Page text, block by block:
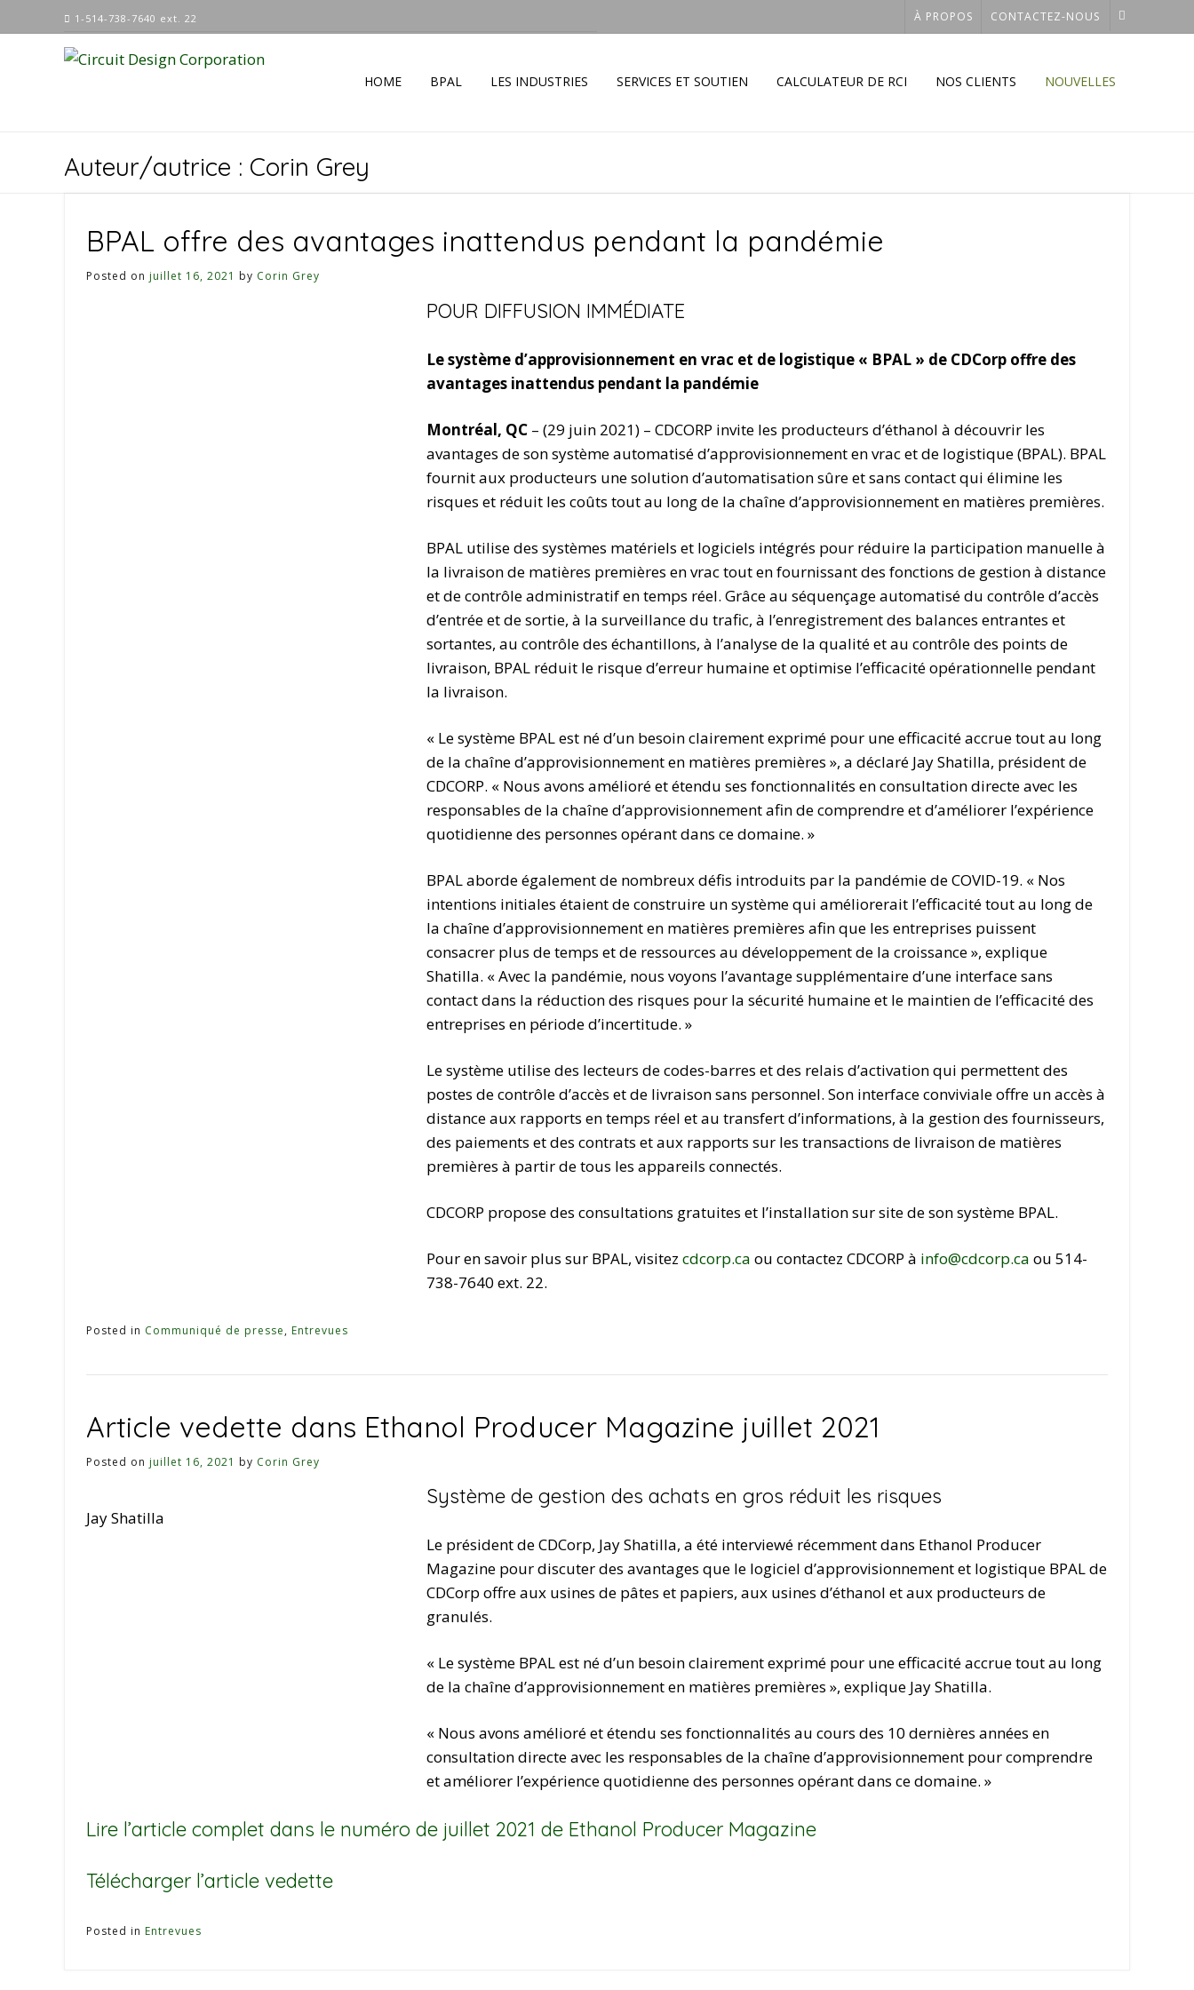
to
1-514-738-7640 ext. 22 À PROPOS CONTACTEZ-NOUS
HOME BPAL LES INDUSTRIES SERVICES ET SOUTIEN CALCULATEUR DE RCI NOS CLIENTS NOUVELLES
Auteur/autrice : Corin Grey
BPAL offre des avantages inattendus pendant la pandémie
Posted on juillet 16, 2021 by Corin Grey
POUR DIFFUSION IMMÉDIATE
Le système d’approvisionnement en vrac et de logistique « BPAL » de CDCorp offre des
avantages inattendus pendant la pandémie
Montréal, QC – (29 juin 2021) – CDCORP invite les producteurs d’éthanol à découvrir les
avantages de son système automatisé d’approvisionnement en vrac et de logistique (BPAL). BPAL
fournit aux producteurs une solution d’automatisation sûre et sans contact qui élimine les
risques et réduit les coûts tout au long de la chaîne d’approvisionnement en matières premières.
BPAL utilise des systèmes matériels et logiciels intégrés pour réduire la participation manuelle à
la livraison de matières premières en vrac tout en fournissant des fonctions de gestion à distance
et de contrôle administratif en temps réel. Grâce au séquençage automatisé du contrôle d’accès
d’entrée et de sortie, à la surveillance du trafic, à l’enregistrement des balances entrantes et
sortantes, au contrôle des échantillons, à l’analyse de la qualité et au contrôle des points de
livraison, BPAL réduit le risque d’erreur humaine et optimise l’efficacité opérationnelle pendant
la livraison.
« Le système BPAL est né d’un besoin clairement exprimé pour une efficacité accrue tout au long
de la chaîne d’approvisionnement en matières premières », a déclaré Jay Shatilla, président de
CDCORP. « Nous avons amélioré et étendu ses fonctionnalités en consultation directe avec les
responsables de la chaîne d’approvisionnement afin de comprendre et d’améliorer l’expérience
quotidienne des personnes opérant dans ce domaine. »
BPAL aborde également de nombreux défis introduits par la pandémie de COVID-19. « Nos
intentions initiales étaient de construire un système qui améliorerait l’efficacité tout au long de
la chaîne d’approvisionnement en matières premières afin que les entreprises puissent
consacrer plus de temps et de ressources au développement de la croissance », explique
Shatilla. « Avec la pandémie, nous voyons l’avantage supplémentaire d’une interface sans
contact dans la réduction des risques pour la sécurité humaine et le maintien de l’efficacité des
entreprises en période d’incertitude. »
Le système utilise des lecteurs de codes-barres et des relais d’activation qui permettent des
postes de contrôle d’accès et de livraison sans personnel. Son interface conviviale offre un accès à
distance aux rapports en temps réel et au transfert d’informations, à la gestion des fournisseurs,
des paiements et des contrats et aux rapports sur les transactions de livraison de matières
premières à partir de tous les appareils connectés.
CDCORP propose des consultations gratuites et l’installation sur site de son système BPAL.
Pour en savoir plus sur BPAL, visitezcdcorp.ca ou contactez CDCORP à info@cdcorp.ca ou 514-
738-7640 ext. 22.
Posted in Communiqué de presse, Entrevues
Article vedette dans Ethanol Producer Magazine juillet 2021
Posted on juillet 16, 2021 by Corin Grey
Jay Shatilla
Système de gestion des achats en gros réduit les risques
Le président de CDCorp, Jay Shatilla, a été interviewé récemment dans Ethanol Producer
Magazine pour discuter des avantages que le logiciel d’approvisionnement et logistique BPAL de
CDCorp offre aux usines de pâtes et papiers, aux usines d’éthanol et aux producteurs de
granulés.
« Le système BPAL est né d’un besoin clairement exprimé pour une efficacité accrue tout au long
de la chaîne d’approvisionnement en matières premières », explique Jay Shatilla.
« Nous avons amélioré et étendu ses fonctionnalités au cours des 10 dernières années en
consultation directe avec les responsables de la chaîne d’approvisionnement pour comprendre
et améliorer l’expérience quotidienne des personnes opérant dans ce domaine. »
Lire l’article complet dans le numéro de juillet 2021 de Ethanol Producer Magazine
Télécharger l’article vedette
Posted in Entrevues